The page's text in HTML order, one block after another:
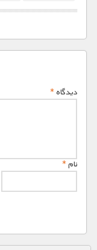
دیدگاه*
نام*